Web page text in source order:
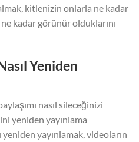
kitlenizin onlarla ne kadar
kadar görünür olduklarını
Yeniden
nasıl sileceğinizi
yeniden yayınlama
yeniden yayınlamak, videoların